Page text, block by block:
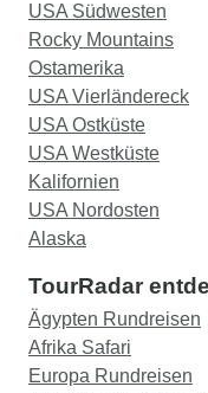
USA Südwesten
Rocky Mountains
Ostamerika
USA Vierländereck
USA Ostküste
USA Westküste
Kalifornien
USA Nordosten
Alaska
TourRadar
Ägypten Rundreisen
Afrika Safari
Europa Rundreisen